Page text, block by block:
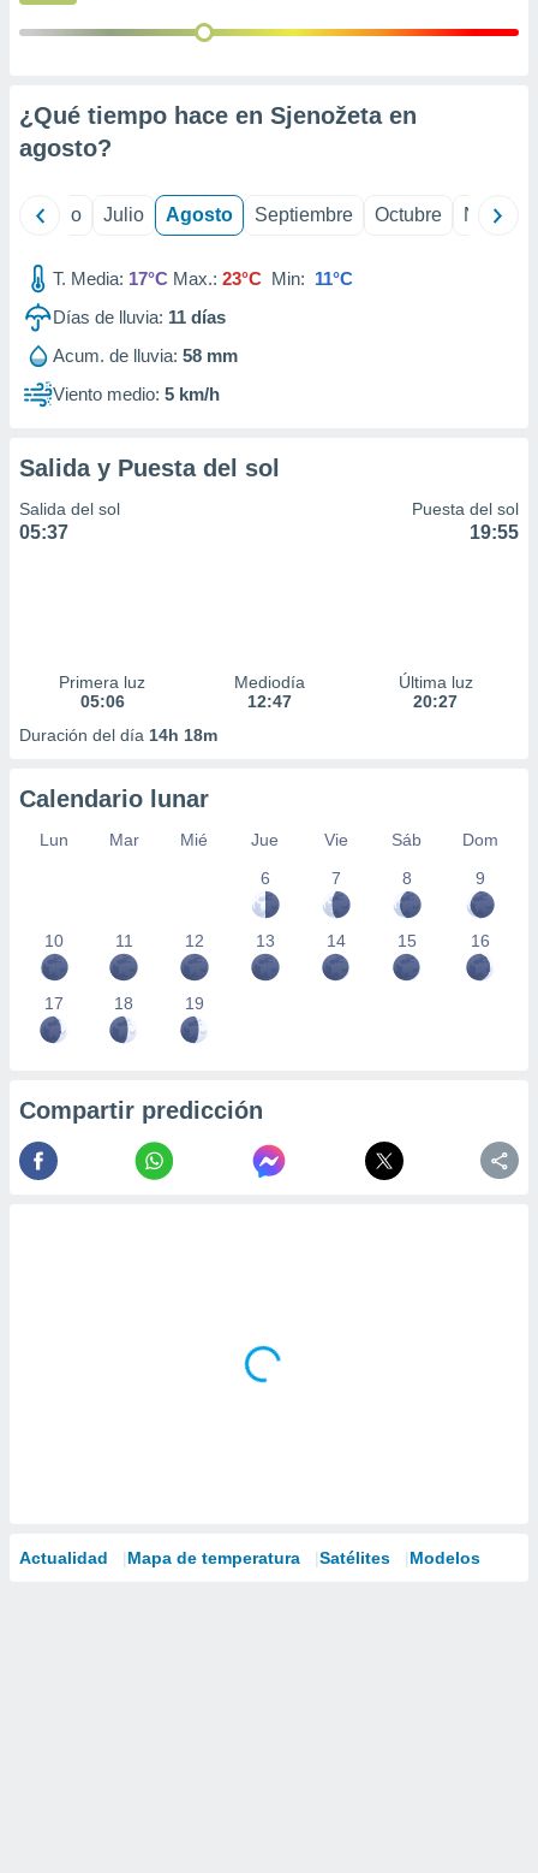
mediante
publicidad
publicidad
1199
¿Qué tiempo hace en Sjenožeta en
agosto?
Junio Julio Agosto Septiembre Octubre
T. Media: 17°C Max.: 23°C Min: 11°C
Días de lluvia: 11 días
Acum. de lluvia: 58 mm
Viento medio: 5 km/h
Salida y Puesta del sol
Salida del sol
05:37
Puesta del sol
19:55
Primera luz
05:06
Mediodía
12:47
Última luz
20:27
Duración del día 14h 18m
Calendario lunar
Lun Mar Mié Jue Vie Sáb
Dom
6
7 8 9
10 11 12 13 14 15 16
17 18 19
Compartir predicción
Actualidad Mapa de temperatura Satélites Modelos